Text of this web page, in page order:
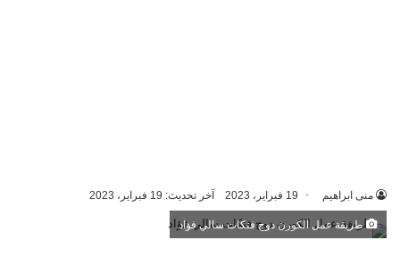
منى ابراهيم 19 فبراير، 2023 آخر تحديث: 19 فبراير، 2023
طريقة عمل الكورن دوج فتكات سالي فؤاد